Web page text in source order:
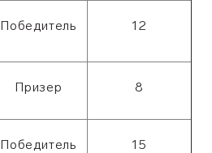
Победитель 12
Призер 8
Победитель 15